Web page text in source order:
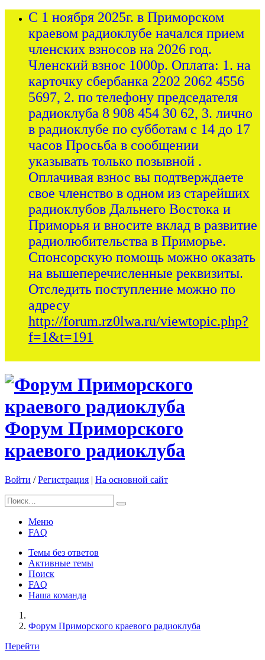
С 1 ноября 2025г. в Приморском
краевом радиоклубе начался прием
членских взносов на 2026 год.
Членский взнос 1000р. Оплата: 1. на
карточку сбербанка 2202 2062 4556
5697, 2. по телефону председателя
радиоклуба 8 908 454 30 62, 3. лично
в радиоклубе по субботам с 14 до 17
часов Просьба в сообщении
указывать только позывной .
Оплачивая взнос вы подтверждаете
свое членство в одном из старейших
радиоклубов Дальнего Востока и
Приморья и вносите вклад в развитие
радиолюбительства в Приморье.
Спонсорскую помощь можно оказать
на вышеперечисленные реквизиты.
Отследить поступление можно по
адресу
http://forum.rz0lwa.ru/viewtopic.php?
f=1&t=191
Форум Приморского
краевого радиоклуба
Войти /Регистрация | На основной сайт
Меню
FAQ
Темы без ответов
Активные темы
Поиск
FAQ
Наша команда
Форум Приморского краевого радиоклуба
Перейти